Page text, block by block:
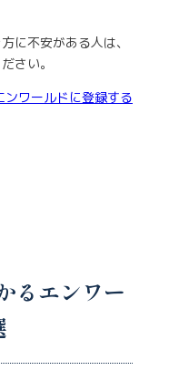
に不安がある人は、
さい。
ワールドに登録する
るエンワー